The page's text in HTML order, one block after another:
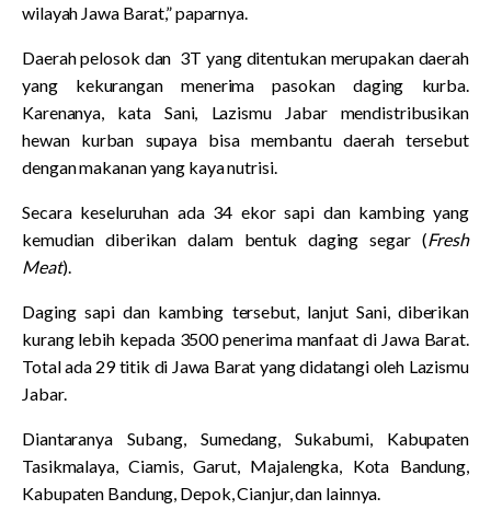
wilayah Jawa Barat,” paparnya.
Daerah pelosok dan 3T yang ditentukan merupakan daerah
yang kekurangan menerima pasokan daging kurba.
Karenanya, kata Sani, Lazismu Jabar mendistribusikan
hewan kurban supaya bisa membantu daerah tersebut
dengan makanan yang kaya nutrisi.
Secara keseluruhan ada 34 ekor sapi dan kambing yang
kemudian diberikan dalam bentuk daging segar (Fresh
Meat).
Daging sapi dan kambing tersebut, lanjut Sani, diberikan
kurang lebih kepada 3500 penerima manfaat di Jawa Barat.
Total ada 29 titik di Jawa Barat yang didatangi oleh Lazismu
Jabar.
Diantaranya Subang, Sumedang, Sukabumi, Kabupaten
Tasikmalaya, Ciamis, Garut, Majalengka, Kota Bandung,
Kabupaten Bandung, Depok, Cianjur, dan lainnya.